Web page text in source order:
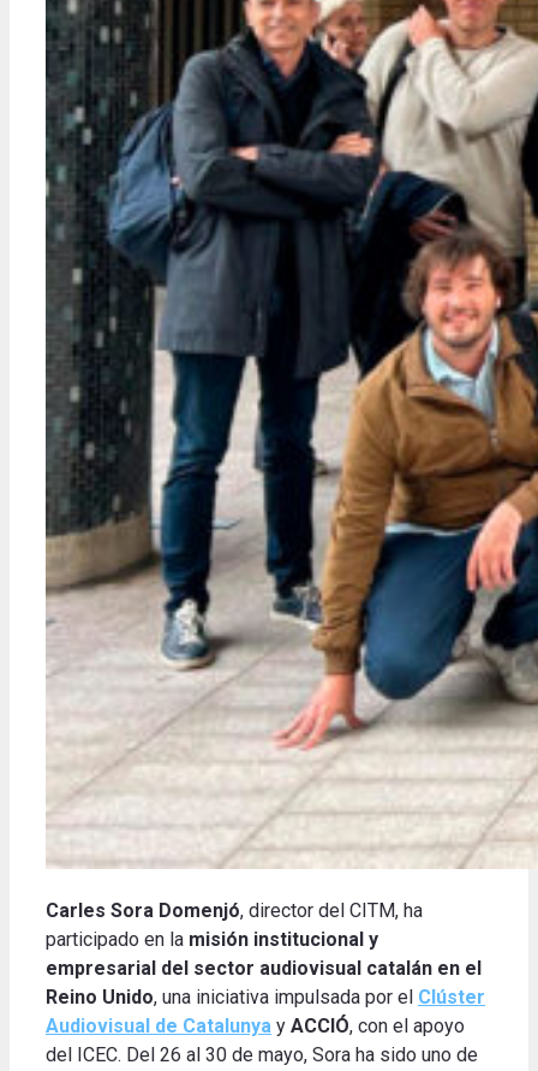
Carles Sora Domenjó, director del CITM, ha
participado en la misión institucional y
empresarial del sector audiovisual catalán en el
Reino Unido, una iniciativa impulsada por el Clúster
Audiovisual de Catalunya y ACCIÓ, con el apoyo
del ICEC. Del 26 al 30 de mayo, Sora ha sido uno de